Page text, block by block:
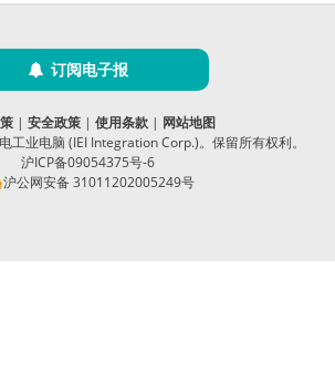
订阅电子报
| 安全政策| 使用条款| 网站地图
工业电脑 (IEI Integration Corp.)。保留所有权利。
沪ICP备09054375号-6
沪公网安备 31011202005249号